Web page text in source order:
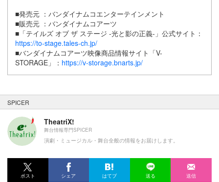
■発売元 ：バンダイナムコエンターテインメント
■販売元 ：バンダイナムコアーツ
■「テイルズ オブ ザ ステージ -光と影の正義-」公式サイト：
https://to-stage.tales-ch.jp/
■バンダイナムコアーツ映像商品情報サイト「V-
STORAGE」： https://v-storage.bnarts.jp/
SPICER
TheatriX!
舞台情報専門SPICER
演劇・ミュージカル・舞台全般の情報をお届けします。
ポスト シェア はてブ 送る 送信